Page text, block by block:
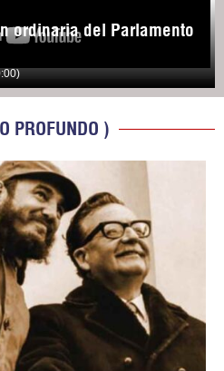
ordinaria del Parlamento
PROFUNDO )